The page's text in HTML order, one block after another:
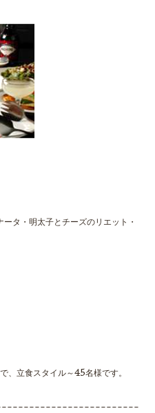
タ・明太子とチーズのリエット・
、立食スタイル～45名様です。